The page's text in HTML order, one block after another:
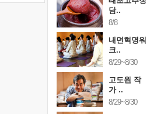
담..
8/8
내면혁명워
크..
8/29~8/30
고도원 작
가 ..
8/29~8/30